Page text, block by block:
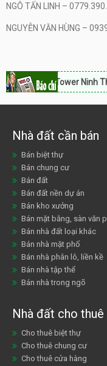
NGÔ TẤN LINH –
NGUYỄN VĂN HÙNG –
Hacom Tower Ninh
Nhà đất cần bán
Bán biệt thự
Bán chung cư
Bán đất
Bán đất nền dự án
Bán kho xưởng
Bán mặt bằng, sàn văn
Bán nhà đất loại khác
Bán nhà mặt phố
Bán nhà phân lô, liền kề
Bán nhà tập thể
Bán nhà trong ngõ
Nhà đất cho thuê
Cho thuê biệt thự
Cho thuê chung cư
Cho thuê cửa hàng